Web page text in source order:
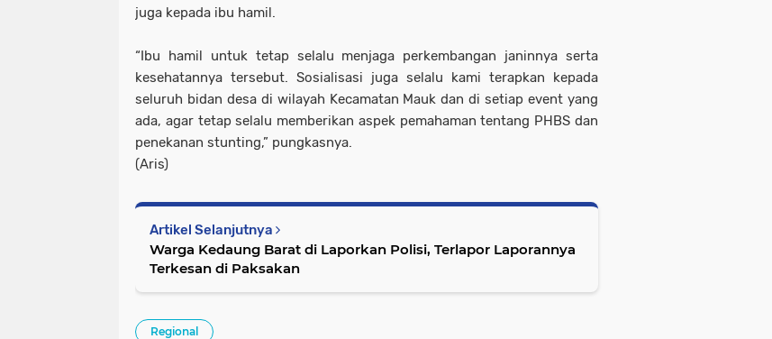
juga kepada ibu hamil.
“Ibu hamil untuk tetap selalu menjaga perkembangan janinnya serta
kesehatannya tersebut. Sosialisasi juga selalu kami terapkan kepada
seluruh bidan desa di wilayah Kecamatan Mauk dan di setiap event yang
ada, agar tetap selalu memberikan aspek pemahaman tentang PHBS dan
penekanan stunting,” pungkasnya.
(Aris)
Artikel Selanjutnya
Warga Kedaung Barat di Laporkan Polisi, Terlapor Laporannya
Terkesan di Paksakan
Regional